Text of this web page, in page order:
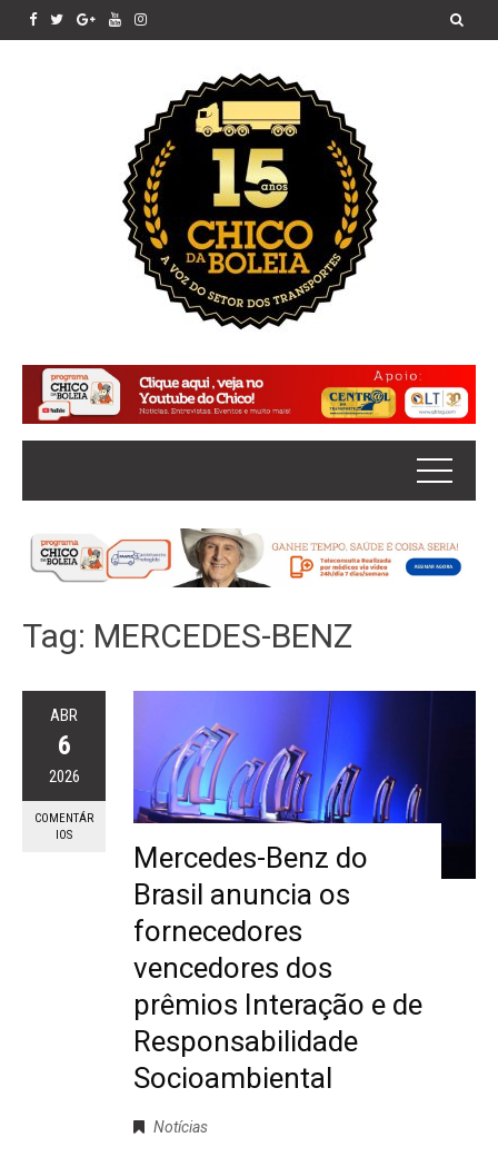
Tag: MERCEDES-BENZ
ABR
6
2026
COMENTÁR
IOS
Mercedes-Benz do
Brasil anuncia os
fornecedores
vencedores dos
prêmios Interação e de
Responsabilidade
Socioambiental
Notícias